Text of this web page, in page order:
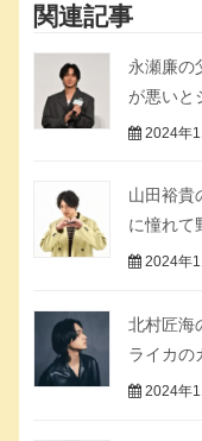
関連記事
永瀬廉の
が悪いと
2024年
山田裕貴
に憧れて
2024年
北村匠海
ライカの
2024年